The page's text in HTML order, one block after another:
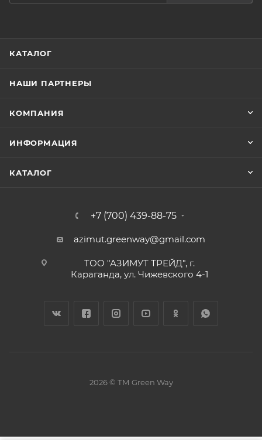
КАТАЛОГ
НАШИ ПАРТНЕРЫ
КОМПАНИЯ
ИНФОРМАЦИЯ
КАТАЛОГ
+7 (700) 439-88-75
azimut.greenway@gmail.com
ТОО "АЗИМУТ ТРЕЙД", г.
Караганда, ул. Чижевского 4-1
2026 © ТМ Green Way